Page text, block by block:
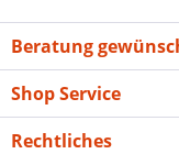
Beratung
Shop Service
Rechtliches